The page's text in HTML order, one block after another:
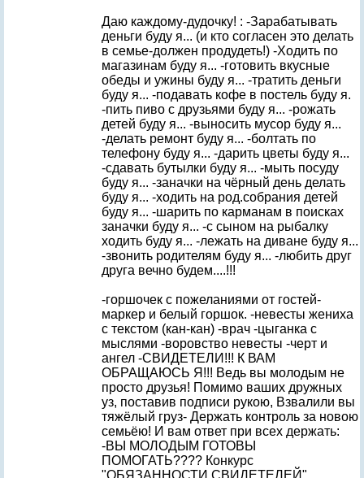
Даю каждому-дудочку! : -Зарабатывать
деньги буду я... (и кто согласен это делать
в семье-должен продудеть!) -Ходить по
магазинам буду я... -готовить вкусные
обеды и ужины буду я... -тратить деньги
буду я... -подавать кофе в постель буду я.
-пить пиво с друзьями буду я... -рожать
детей буду я... -выносить мусор буду я...
-делать ремонт буду я... -болтать по
телефону буду я... -дарить цветы буду я...
-сдавать бутылки буду я... -мыть посуду
буду я... -заначки на чёрный день делать
буду я... -ходить на род.собрания детей
буду я... -шарить по карманам в поисках
заначки буду я... -с сыном на рыбалку
ходить буду я... -лежать на диване буду я...
-звонить родителям буду я... -любить друг
друга вечно будем....!!!
-горшочек с пожеланиями от гостей-
маркер и белый горшок. -невесты жениха
с текстом (кан-кан) -врач -цыганка с
мыслями -воровство невесты -черт и
ангел -СВИДЕТЕЛИ!!! К ВАМ
ОБРАЩАЮСЬ Я!!! Ведь вы молодым не
просто друзья! Помимо ваших дружных
уз, поставив подписи рукою, Взвалили вы
тяжёлый груз- Держать контроль за новою
семьёю! И вам ответ при всех держать:
-ВЫ МОЛОДЫМ ГОТОВЫ
ПОМОГАТЬ???? Конкурс
"ОБЯЗАННОСТИ СВИДЕТЕЛЕЙ"